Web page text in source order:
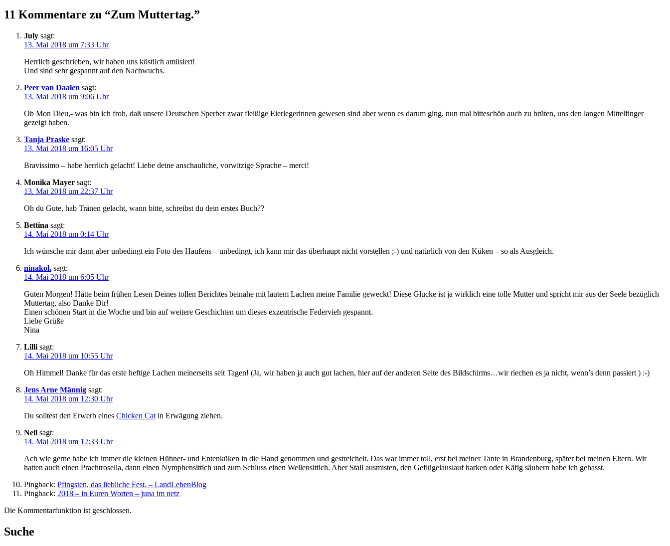
11 Kommentare zu “Zum Muttertag.”
July sagt:
13. Mai 2018 um 7:33 Uhr
Herrlich geschrieben, wir haben uns köstlich amüsiert!
Und sind sehr gespannt auf den Nachwuchs.
Peer van Daalen sagt:
13. Mai 2018 um 9:06 Uhr
Oh Mon Dieu,- was bin ich froh, daß unsere Deutschen Sperber zwar fleißige Eierlegerinnen gewesen sind aber wenn es darum ging, nun mal bitteschön auch zu brüten, uns den langen Mittelfinger
gezeigt haben.
Tanja Praske sagt:
13. Mai 2018 um 16:05 Uhr
Bravissimo – habe herrlich gelacht! Liebe deine anschauliche, vorwitzige Sprache – merci!
Monika Mayer sagt:
13. Mai 2018 um 22:37 Uhr
Oh du Gute, hab Tränen gelacht, wann bitte, schreibst du dein erstes Buch??
Bettina sagt:
14. Mai 2018 um 0:14 Uhr
Ich wünsche mir dann aber unbedingt ein Foto des Haufens – unbedingt, ich kann mir das überhaupt nicht vorstellen ;-) und natürlich von den Küken – so als Ausgleich.
ninakol. sagt:
14. Mai 2018 um 6:05 Uhr
Guten Morgen! Hätte beim frühen Lesen Deines tollen Berichtes beinahe mit lautem Lachen meine Familie geweckt! Diese Glucke ist ja wirklich eine tolle Mutter und spricht mir aus der Seele bezüglich
Muttertag, also Danke Dir!
Einen schönen Start in die Woche und bin auf weitere Geschichten um dieses exzentrische Federvieh gespannt.
Liebe Grüße
Nina
Lilli sagt:
14. Mai 2018 um 10:55 Uhr
Oh Himmel! Danke für das erste heftige Lachen meinerseits seit Tagen! (Ja, wir haben ja auch gut lachen, hier auf der anderen Seite des Bildschirms…wir riechen es ja nicht, wenn’s denn passiert ) :-)
Jens Arne Männig sagt:
14. Mai 2018 um 12:30 Uhr
Du solltest den Erwerb eines Chicken Cat in Erwägung ziehen.
Neli sagt:
14. Mai 2018 um 12:33 Uhr
Ach wie gerne habe ich immer die kleinen Hühner- und Entenküken in die Hand genommen und gestreichelt. Das war immer toll, erst bei meiner Tante in Brandenburg, später bei meinen Eltern. Wir
hatten auch einen Prachtrosella, dann einen Nymphensittich und zum Schluss einen Wellensittich. Aber Stall ausmisten, den Geflügelauslauf harken oder Käfig säubern habe ich gehasst.
Pingback: Pfingsten, das liebliche Fest. – LandLebenBlog
Pingback: 2018 – in Euren Worten – juna im netz
Die Kommentarfunktion ist geschlossen.
Suche